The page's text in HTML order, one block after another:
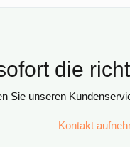
die
Sie unseren
Kontakt